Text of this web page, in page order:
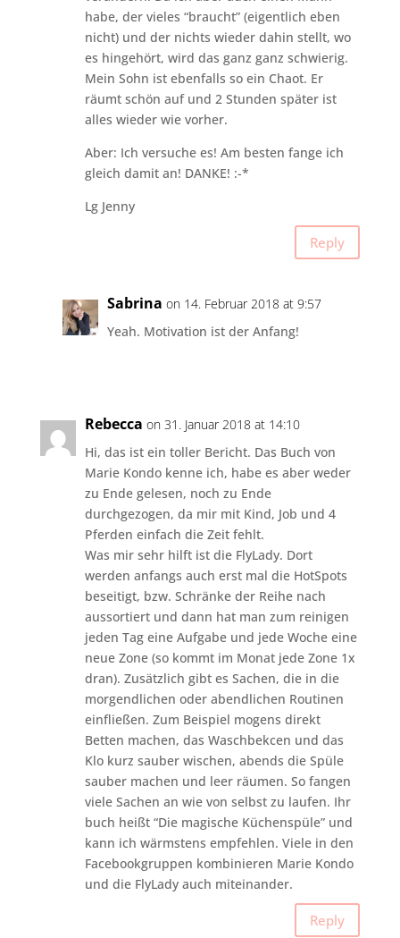
habe, der vieles “braucht” (eigentlich eben
nicht) und der nichts wieder dahin stellt, wo
es hingehört, wird das ganz ganz schwierig.
Mein Sohn ist ebenfalls so ein Chaot. Er
räumt schön auf und 2 Stunden später ist
alles wieder wie vorher.
Aber: Ich versuche es! Am besten fange ich
gleich damit an! DANKE! :-*
Lg Jenny
Reply
Sabrina on 14. Februar 2018 at 9:57
Yeah. Motivation ist der Anfang!
Rebecca on 31. Januar 2018 at 14:10
Hi, das ist ein toller Bericht. Das Buch von
Marie Kondo kenne ich, habe es aber weder
zu Ende gelesen, noch zu Ende
durchgezogen, da mir mit Kind, Job und 4
Pferden einfach die Zeit fehlt.
Was mir sehr hilft ist die FlyLady. Dort
werden anfangs auch erst mal die HotSpots
beseitigt, bzw. Schränke der Reihe nach
aussortiert und dann hat man zum reinigen
jeden Tag eine Aufgabe und jede Woche eine
neue Zone (so kommt im Monat jede Zone 1x
dran). Zusätzlich gibt es Sachen, die in die
morgendlichen oder abendlichen Routinen
einfließen. Zum Beispiel mogens direkt
Betten machen, das Waschbekcen und das
Klo kurz sauber wischen, abends die Spüle
sauber machen und leer räumen. So fangen
viele Sachen an wie von selbst zu laufen. Ihr
buch heißt “Die magische Küchenspüle” und
kann ich wärmstens empfehlen. Viele in den
Facebookgruppen kombinieren Marie Kondo
und die FlyLady auch miteinander.
Reply